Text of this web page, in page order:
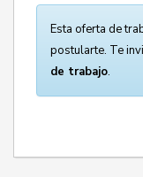
Esta oferta de
postularte. Te
de trabajo.